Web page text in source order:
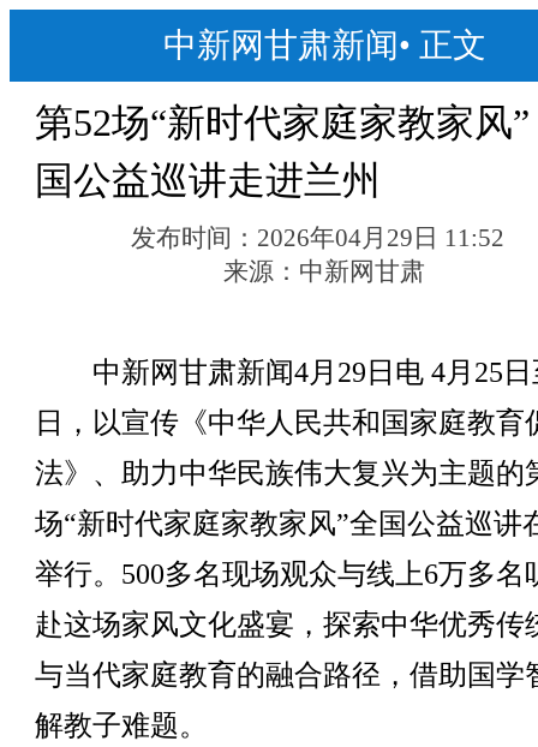
中新网甘肃新闻• 正文
第52场“新时代家庭家教家风
国公益巡讲走进兰州
发布时间： 2026年04月29日 11:52
来源： 中新网甘肃
中新网甘肃新闻4月29日电 4月25日
日，以宣传《中华人民共和国家庭教育
法》、助力中华民族伟大复兴为主题的
场“新时代家庭家教家风”全国公益巡讲
举行。500多名现场观众与线上6万多名
赴这场家风文化盛宴，探索中华优秀传
与当代家庭教育的融合路径，借助国学
解教子难题。